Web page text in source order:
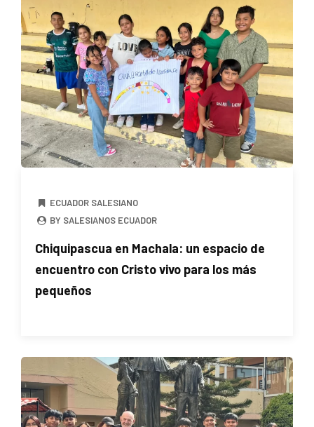
ECUADOR SALESIANO
BY SALESIANOS ECUADOR
Chiquipascua en Machala: un espacio de
encuentro con Cristo vivo para los más
pequeños